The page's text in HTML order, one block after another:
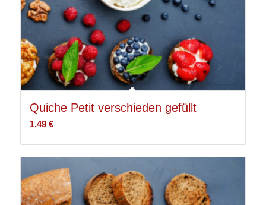
Quiche Petit verschieden gefüllt
1,49 €